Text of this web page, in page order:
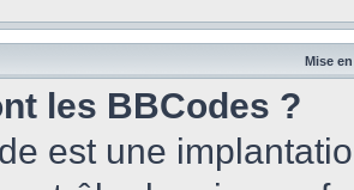
Mise
les BBCodes ?
est une